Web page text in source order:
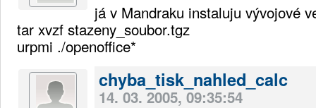
já v Mandraku instaluju vývojové
tar xvzf stazeny_soubor.tgz
urpmi ./openoffice*
chyba_tisk_nahled_calc
14. 03. 2005, 09:35:54